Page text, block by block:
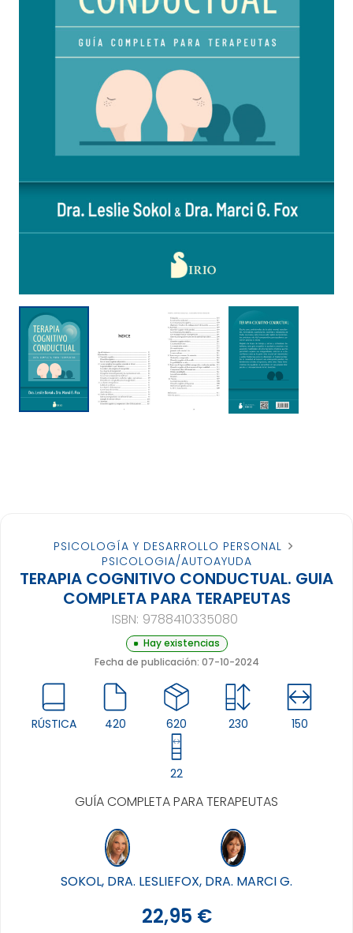
PSICOLOGÍA Y DESARROLLO PERSONAL
PSICOLOGIA/AUTOAYUDA
TERAPIA COGNITIVO CONDUCTUAL. GUIA
COMPLETA PARA TERAPEUTAS
ISBN: 9788410335080
Hay existencias
Fecha de publicación: 07-10-2024
RÚSTICA 420 620 230 150
22
GUÍA COMPLETA PARA TERAPEUTAS
SOKOL, DRA. LESLIEFOX, DRA. MARCI G.
22,95 €